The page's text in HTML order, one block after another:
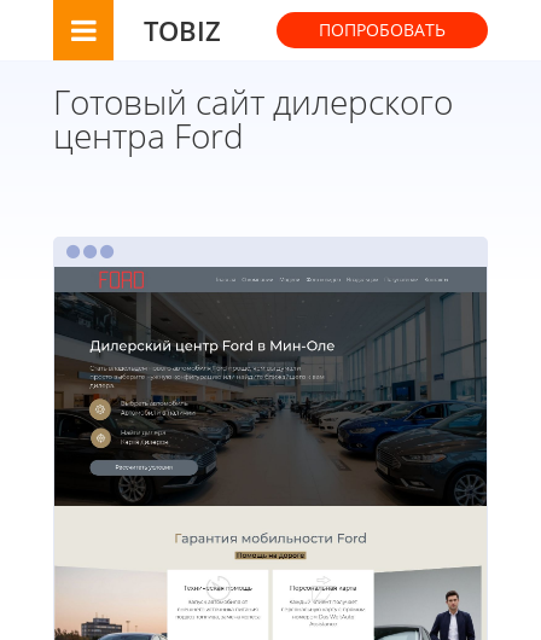
TOBIZ ПОПРОБОВАТЬ
Готовый сайт дилерского
центра Ford